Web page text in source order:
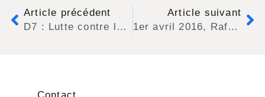
Article précédent
D7 : Lutte contre le bruit des lieux musicaux (discothèques, bars, restaurants, boutiques)
Article suivant
1er avril 2016, Rafaële Rivais, journaliste au Monde cite à nouveau Maître SANSON dans son celèbre Blog « sos conso »
Contact